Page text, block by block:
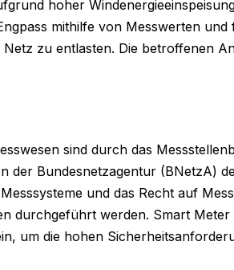
hoher
mithilfe von Messwerten
zu entlasten. Die betroffenen
sind durch das
der Bundesnetzagentur (BNetzA)
und das Recht auf
durchgeführt werden. Smart Meter
um die hohen